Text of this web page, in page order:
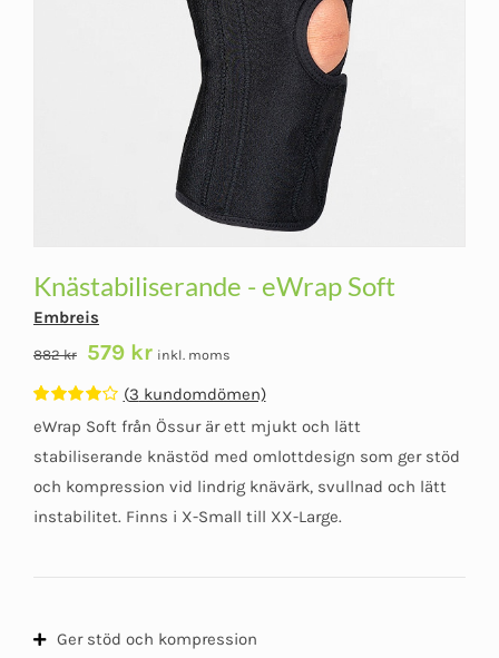
Knästabiliserande - eWrap Soft
Embreis
882kr
Det
priset
var:
882 kr.
579 krDet
priset
är:
579 kr.
inkl. moms
Betygsatt
4.00av 5
baserat på
(3 kundomdömen)
eWrap Soft från Össur är ett mjukt och lätt
stabiliserande knästöd med omlottdesign som ger stöd
och kompression vid lindrig knävärk, svullnad och lätt
instabilitet. Finns i X-Small till XX-Large.
Ger stöd och kompression